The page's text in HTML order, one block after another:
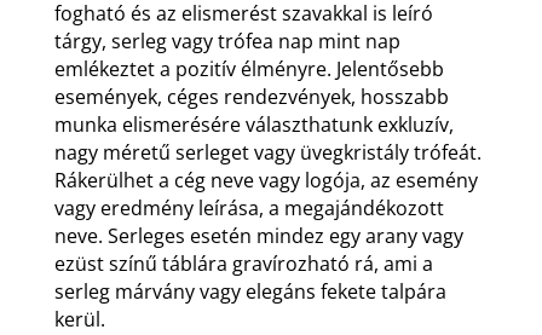
fogható és az elismerést szavakkal is leíró
tárgy, serleg vagy trófea nap mint nap
emlékeztet a pozitív élményre. Jelentősebb
események, céges rendezvények, hosszabb
munka elismerésére választhatunk exkluzív,
nagy méretű serleget vagy üvegkristály trófeát.
Rákerülhet a cég neve vagy logója, az esemény
vagy eredmény leírása, a megajándékozott
neve. Serleges esetén mindez egy arany vagy
ezüst színű táblára gravírozható rá, ami a
serleg márvány vagy elegáns fekete talpára
kerül.